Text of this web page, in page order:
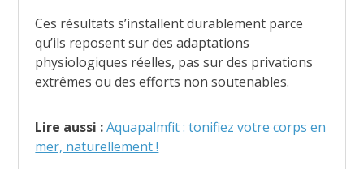
Ces résultats s’installent durablement parce
qu’ils reposent sur des adaptations
physiologiques réelles, pas sur des privations
extrêmes ou des efforts non soutenables.
Lire aussi :Aquapalmfit : tonifiez votre corps en
mer, naturellement !